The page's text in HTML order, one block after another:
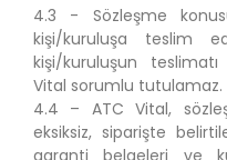
4.3 - Sözleşme
kişi/kuruluşa teslim
kişi/kuruluşun
Vital sorumlu tutulamaz.
4.4 – ATC Vital,
eksiksiz, siparişte
garanti belgeleri ve